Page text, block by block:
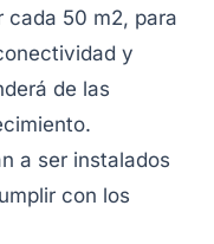
cada 50 m2, para
y
de las
ser instalados
con los